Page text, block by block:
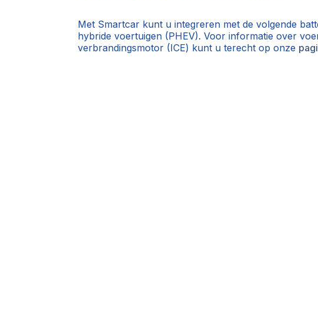
Met Smartcar kunt u integreren met de volgende
hybride voertuigen (PHEV). Voor informatie over
verbrandingsmotor (ICE) kunt u terecht op onze